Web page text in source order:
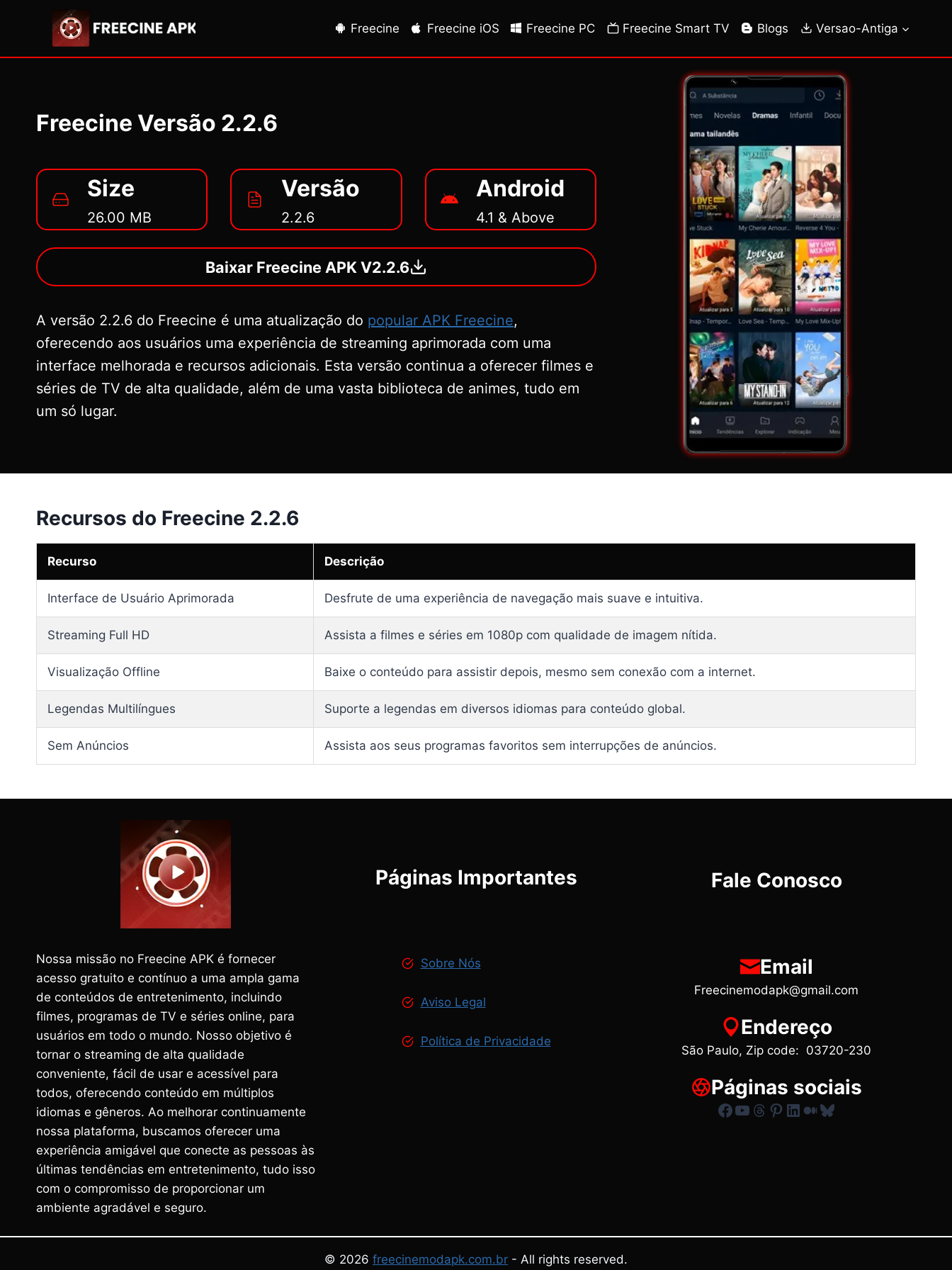
Freecine Freecine iOS Freecine PC Freecine Smart TV Blogs Versao-Antiga
Freecine Versão 2.2.6
Size
26.00 MB
Versão
2.2.6
Android
4.1 & Above
Baixar Freecine APK V2.2.6
A versão 2.2.6 do Freecine é uma atualização do popular APK Freecine,
oferecendo aos usuários uma experiência de streaming aprimorada com uma
interface melhorada e recursos adicionais. Esta versão continua a oferecer filmes e
séries de TV de alta qualidade, além de uma vasta biblioteca de animes, tudo em
um só lugar.
Recursos do Freecine 2.2.6
Recurso Descrição
Interface de Usuário Aprimorada Desfrute de uma experiência de navegação mais suave e intuitiva.
Streaming Full HD Assista a filmes e séries em 1080p com qualidade de imagem nítida.
Visualização Offline Baixe o conteúdo para assistir depois, mesmo sem conexão com a internet.
Legendas Multilíngues Suporte a legendas em diversos idiomas para conteúdo global.
Sem Anúncios Assista aos seus programas favoritos sem interrupções de anúncios.
Nossa missão no Freecine APK é fornecer
acesso gratuito e contínuo a uma ampla gama
de conteúdos de entretenimento, incluindo
filmes, programas de TV e séries online, para
usuários em todo o mundo. Nosso objetivo é
tornar o streaming de alta qualidade
conveniente, fácil de usar e acessível para
todos, oferecendo conteúdo em múltiplos
idiomas e gêneros. Ao melhorar continuamente
nossa plataforma, buscamos oferecer uma
experiência amigável que conecte as pessoas às
últimas tendências em entretenimento, tudo isso
com o compromisso de proporcionar um
ambiente agradável e seguro.
Páginas Importantes
Sobre Nós
Aviso Legal
Política de Privacidade
Fale Conosco
Email
Freecinemodapk@gmail.com
Endereço
São Paulo, Zip code: 03720-230
Páginas sociais
Facebook
Youtube
Threads
Pinterest
LinkedIn
Medium
Bluesky
© 2026 freecinemodapk.com.br - All rights reserved.